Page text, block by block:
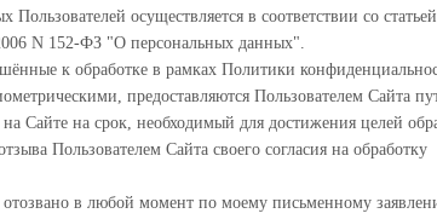
осуществляется в соответствии со
N 152-ФЗ "О персональных данных".
к обработке в рамках Политики
предоставляются Пользователем Сайта
Сайте на срок, необходимый для достижения целей
Пользователем Сайта своего согласия на обработку
в любой момент по моему письменному